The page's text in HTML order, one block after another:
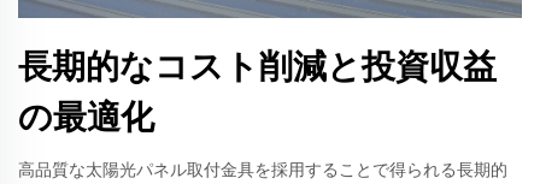
長期的なコスト削減と投資収益
の最適化
高品質な太陽光パネル取付金具を採用することで得られる長期的